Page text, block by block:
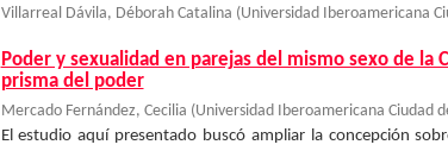
Villarreal Dávila, Déborah Catalina (Universidad Iberoamericana
Poder y sexualidad en parejas del mismo sexo de la
prisma del poder
Mercado Fernández, Cecilia (Universidad Iberoamericana Ciudad
El estudio aquí presentado buscó ampliar la concepción